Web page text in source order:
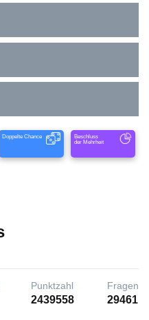
Doppelte Chance
Beschluss
der Mehrheit
Punktzahl
2439558
Fragen
29461